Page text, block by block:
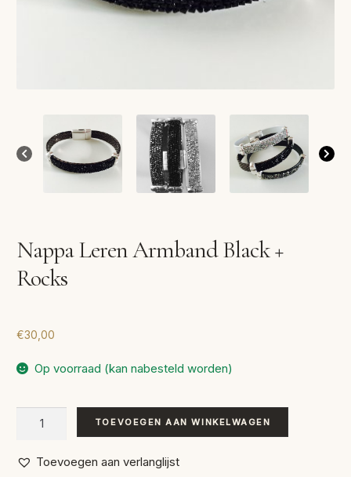
VOLG BESTELLING
Nappa Leren Armband Black +
Rocks
€30,00
Op voorraad (kan nabesteld worden)
Nappa
Armband
TOEVOEGEN AAN WINKELWAGEN
Toevoegen aan verlanglijst